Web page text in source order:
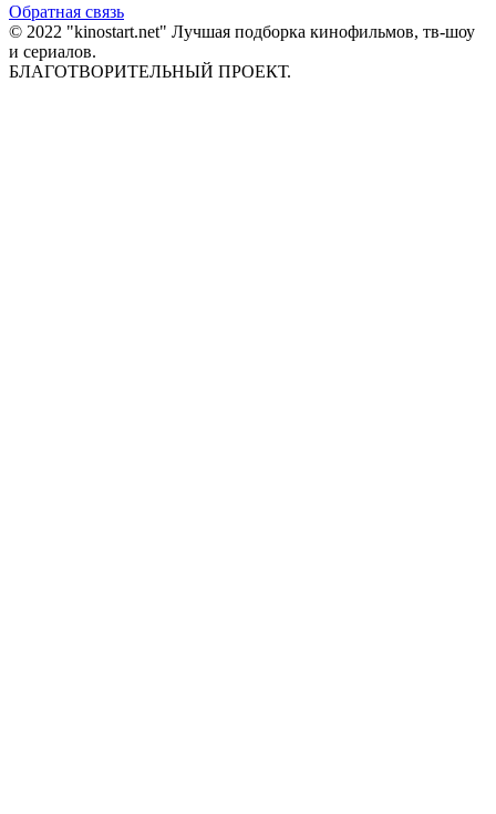
Обратная связь
© 2022 "kinostart.net" Лучшая подборка кинофильмов, тв-шоу
и сериалов.
БЛАГОТВОРИТЕЛЬНЫЙ ПРОЕКТ.